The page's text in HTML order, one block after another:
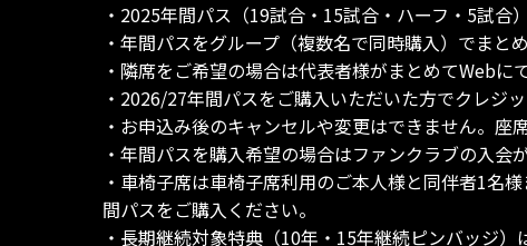
・2025年間パス（19試合・15試合・ハーフ・5試合
・年間パスをグループ（複数名で同時購入）でまと
・隣席をご希望の場合は代表者様がまとめてWebに
・2026/27年間パスをご購入いただいた方でクレジ
・お申込み後のキャンセルや変更はできません。座
・年間パスを購入希望の場合はファンクラブの入会
・車椅子席は車椅子席利用のご本人様と同伴者1名
間パスをご購入ください。
・長期継続対象特典（10年・15年継続ピンバッジ